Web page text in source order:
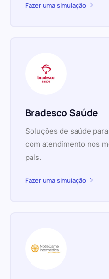
Fazer uma simulação
Bradesco Saúde
Soluções de saúde
com atendimento nos
país.
Fazer uma simulação